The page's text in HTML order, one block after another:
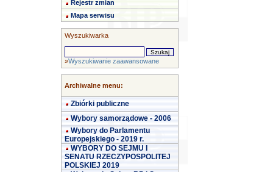
Rejestr zmian
Mapa serwisu
Wyszukiwarka
»Wyszukiwanie zaawansowane
Archiwalne menu:
Zbiórki publiczne
Wybory samorządowe - 2006
Wybory do Parlamentu
Europejskiego - 2019 r.
WYBORY DO SEJMU I
SENATU RZECZYPOSPOLITEJ
POLSKIEJ 2019